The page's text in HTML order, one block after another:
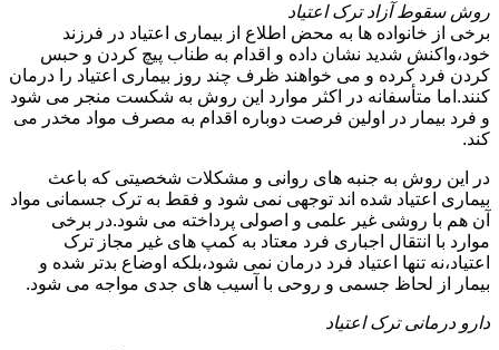
روش سقوط آزاد ترک اعتیاد
برخی از خانواده ها به محض اطلاع از بیماری اعتیاد در فرزند
خود،واکنش شدید نشان داده و اقدام به طناب پیچ کردن و حبس
کردن فرد کرده و می خواهند ظرف چند روز بیماری اعتیاد را درمان
کنند.اما متأسفانه در اکثر موارد این روش به شکست منجر می شود
و فرد بیمار در اولین فرصت دوباره اقدام به مصرف مواد مخدر می
کند.
در این روش به جنبه های روانی و مشکلات شخصیتی که باعث
بیماری اعتیاد شده اند توجهی نمی شود و فقط به ترک جسمانی مواد
آن هم با روشی غیر علمی و اصولی پرداخته می شود.در برخی
موارد با انتقال اجباری فرد معتاد به کمپ های غیر مجاز ترک
اعتیاد،نه تنها اعتیاد فرد درمان نمی شود،بلکه اوضاع بدتر شده و
بیمار از لحاظ جسمی و روحی با آسیب های جدی مواجه می شود.
دارو درمانی ترک اعتیاد